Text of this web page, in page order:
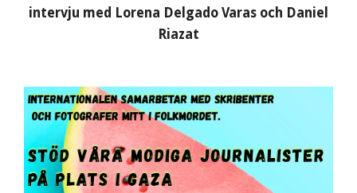
intervju med Lorena Delgado Varas och Daniel
Riazat